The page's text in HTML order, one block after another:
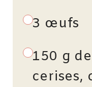
3 œufs
150 g
cerises,